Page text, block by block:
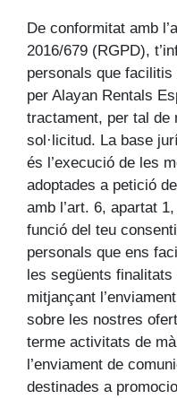
De conformitat amb
2016/679 (RGPD),
personals que
per Alayan Rentals
tractament, per tal de
sol·licitud. La base
és l’execució de les
adoptades a petició
amb l’art. 6, apartat
funció del teu
personals que ens
les següents
mitjançant
sobre les nostres
terme activitats de
l’enviament de
destinades a